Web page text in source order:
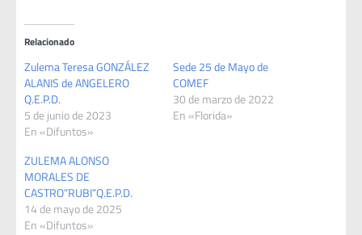
Relacionado
Zulema Teresa GONZÁLEZ
ALANIS de ANGELERO
Q.E.P.D.
5 de junio de 2023
En «Difuntos»
Sede 25 de Mayo de
COMEF
30 de marzo de 2022
En «Florida»
ZULEMA ALONSO
MORALES DE
CASTRO”RUBI”Q.E.P.D.
14 de mayo de 2025
En «Difuntos»